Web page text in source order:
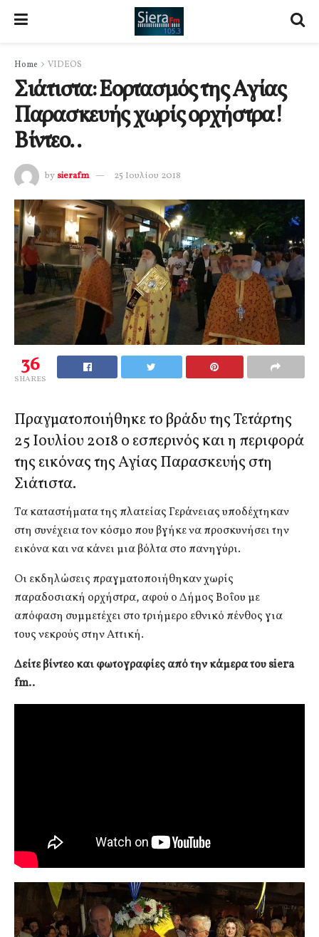
Home VIDEOS
Σιάτιστα: Εορτασμός της Αγίας
Παρασκευής χωρίς ορχήστρα!
Βίντεο..
by sierafm 25 Ιουλίου 2018
36
SHARES
Πραγματοποιήθηκε το βράδυ της Τετάρτης
25 Ιουλίου 2018 ο εσπερινός και η περιφορά
της εικόνας της Αγίας Παρασκευής στη
Σιάτιστα.
Τα καταστήματα της πλατείας Γεράνειας υποδέχτηκαν
στη συνέχεια τον κόσμο που βγήκε να προσκυνήσει την
εικόνα και να κάνει μια βόλτα στο πανηγύρι.
Οι εκδηλώσεις πραγματοποιήθηκαν χωρίς
παραδοσιακή ορχήστρα, αφού ο Δήμος Βοΐου με
απόφαση συμμετέχει στο τριήμερο εθνικό πένθος για
τους νεκρούς στην Αττική.
Δείτε βίντεο και φωτογραφίες από την κάμερα του siera
fm..